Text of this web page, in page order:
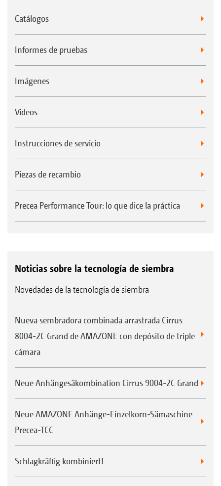
Catálogos
Informes de pruebas
Imágenes
Vídeos
Instrucciones de servicio
Piezas de recambio
Precea Performance Tour: lo que dice la práctica
Noticias sobre la tecnología de siembra
Novedades de la tecnología de siembra
Nueva sembradora combinada arrastrada Cirrus
8004-2C Grand de AMAZONE con depósito de triple
cámara
Neue Anhängesäkombination Cirrus 9004-2C Grand
Neue AMAZONE Anhänge-Einzelkorn-Sämaschine
Precea-TCC
Schlagkräftig kombiniert!